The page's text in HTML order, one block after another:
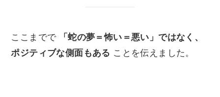
ここまでで
「蛇の夢＝怖い＝悪い」ではなく、
ポジティブな側面もある ことを伝えました。